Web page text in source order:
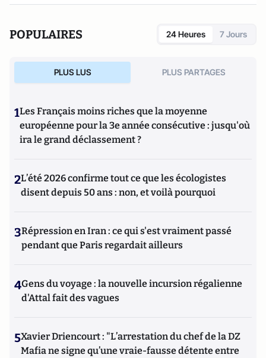
POPULAIRES 24 Heures 7 Jours
PLUS LUS PLUS PARTAGES
1Les Français moins riches que la moyenne
européenne pour la 3e année consécutive : jusqu'où
ira le grand déclassement ?
2L’été 2026 confirme tout ce que les écologistes
disent depuis 50 ans : non, et voilà pourquoi
3Répression en Iran : ce qui s'est vraiment passé
pendant que Paris regardait ailleurs
4Gens du voyage : la nouvelle incursion régalienne
d'Attal fait des vagues
5Xavier Driencourt : "L’arrestation du chef de la DZ
Mafia ne signe qu’une vraie-fausse détente entre